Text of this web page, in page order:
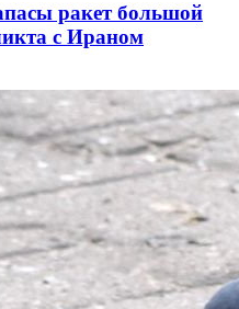
ракет большой
с Ираном